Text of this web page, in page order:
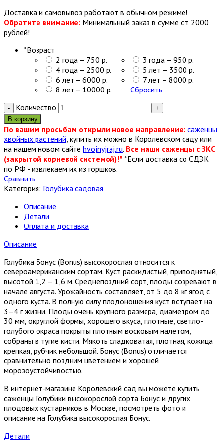
Доставка и самовывоз работают в обычном режиме!
Обратите внимание: Минимальный заказ в сумме от 2000
рублей!
*Возраст
2 года – 750 р.
3 года – 950 р.
4 года – 2500 р.
5 лет – 3500 р.
6 лет – 6000 р.
7 лет – 8000 р.
8 лет – 10000 р.
Сбросить
Количество
В корзину
По вашим просьбам открыли новое направление: саженцы
хвойных растений , купить их можно в Королевском саду или
на нашем новом сайте hvojnyjraj.ru. Все наши саженцы с ЗКС
(закрытой корневой системой)!* *Если доставка со СДЭК
по РФ - извлекаем их из горшков.
Сравнить
Категория: Голубика садовая
Описание
Детали
Оплата и доставка
Описание
Голубика Бонус (Bonus) высокорослая относится к
североамериканским сортам. Куст раскидистый, приподнятый,
высотой 1,2 – 1,6 м. Среднепоздний сорт, плоды созревают в
начале августа. Урожайность составляет, от 5 до 8 кг ягод с
одного куста. В полную силу плодоношения куст вступает на
3–4 г жизни. Плоды очень крупного размера, диаметром до
30 мм, округлой формы, хорошего вкуса, плотные, светло-
голубого окраса покрыты плотным восковым налетом,
собраны в тугие кисти. Мякоть сладковатая, плотная, кожица
крепкая, рубчик небольшой. Бонус (Bonus) отличается
сравнительно поздним цветением и хорошей
морозоустойчивостью.
В интернет-магазине Королевский сад вы можете купить
саженцы Голубики высокорослой сорта Бонус и других
плодовых кустарников в Москве, посмотреть фото и
описание на Голубика высокорослая Бонус.
Детали